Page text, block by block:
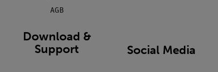
AGB
Download &
Support
Social Media